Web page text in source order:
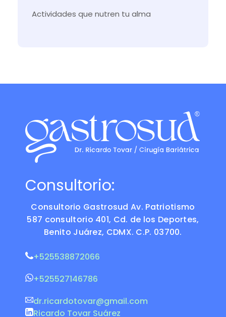
Actividades que nutren tu alma
+525538872066
+525527146786
dr.ricardotovar@gmail.com
Ricardo Tovar Suárez
Consultorio:
Consultorio Gastrosud Av. Patriotismo
587 consultorio 401, Cd. de los Deportes,
Benito Juárez, CDMX. C.P. 03700.